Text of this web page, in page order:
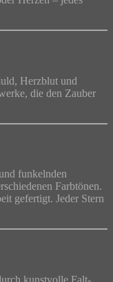
Herzblut und
die den Zauber
funkelnden
Farbtönen.
gefertigt. Jeder Stern
kunstvolle Falt-